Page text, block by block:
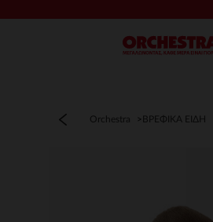
Μενού
Orchestra ΒΡΕΦΙΚΑ ΕΙΔΗ